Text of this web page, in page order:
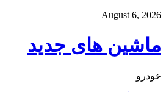
August 6, 2026
ماشین های جدید
خودرو